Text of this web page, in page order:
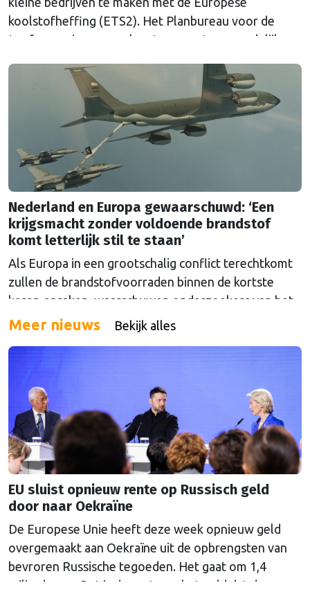
koolstofheffing (ETS2). Het Planbureau voor de
Leefomgeving waarschuwt voor extra maandelijkse
Nederland en Europa gewaarschuwd: ‘Een
krijgsmacht zonder voldoende brandstof
komt letterlijk stil te staan’
Als Europa in een grootschalig conflict terechtkomt
zullen de brandstofvoorraden binnen de kortste
keren opraken, waarschuwen onderzoekers van het
The Hague Centre for Strategic Studies. Vooral
Meer nieuws Bekijk alles
EU sluist opnieuw rente op Russisch geld
door naar Oekraïne
De Europese Unie heeft deze week opnieuw geld
overgemaakt aan Oekraïne uit de opbrengsten van
bevroren Russische tegoeden. Het gaat om 1,4
miljard euro. Dat is de rente op het geld dat de